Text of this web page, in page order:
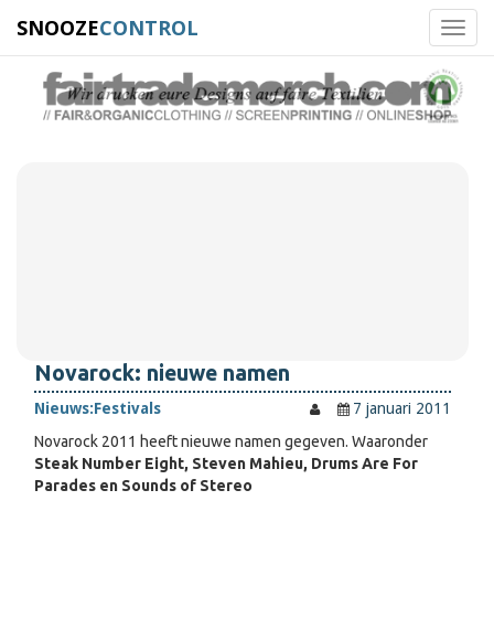
SNOOZECONTROL
Novarock: nieuwe namen
Nieuws:Festivals
7 januari 2011
Novarock 2011 heeft nieuwe namen gegeven. Waaronder
Steak Number Eight, Steven Mahieu, Drums Are For
Parades en Sounds of Stereo